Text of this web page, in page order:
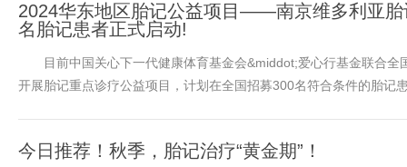
2024华东地区胎记公益项目——南京维多利亚胎
名胎记患者正式启动!
目前中国关心下一代健康体育基金会&middot;爱心行基金联合全
开展胎记重点诊疗公益项目，计划在全国招募300名符合条件的胎记
今日推荐！秋季，胎记治疗“黄金期”！